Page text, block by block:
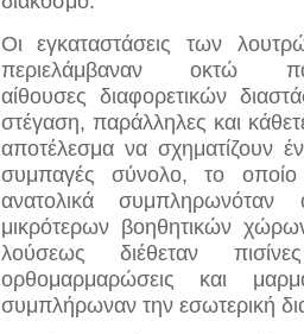
Οι εγκαταστάσεις των
περιελάμβαναν οκτώ
αίθουσες διαφορετικών
στέγαση, παράλληλες και
αποτέλεσμα να σχηματίζουν
συμπαγές σύνολο, το
ανατολικά
μικρότερων βοηθητικών
λούσεως διέθεταν
ορθομαρμαρώσεις και
συμπλήρωναν την εσωτερική